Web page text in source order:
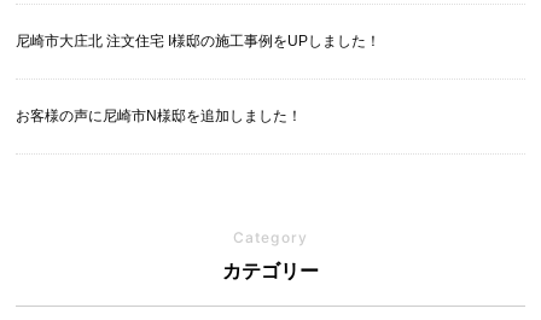
尼崎市大庄北 注文住宅 I様邸の施工事例をUPしました！
お客様の声に尼崎市N様邸を追加しました！
Category
カテゴリー